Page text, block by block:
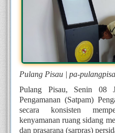
Pulang Pisau | pa-
Pulang Pisau, Senin 08
Pengamanan (Satpam)
secara konsisten
kenyamanan ruang sidang
dan prasarana (sarpras)